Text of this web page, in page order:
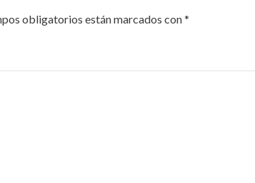
obligatorios están marcados con*